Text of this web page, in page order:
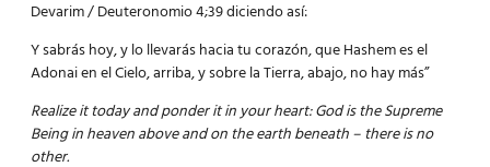
Devarim / Deuteronomio 4;39 diciendo así:
Y sabrás hoy, y lo llevarás hacia tu corazón, que Hashem es el
Adonai en el Cielo, arriba, y sobre la Tierra, abajo, no hay más”
Realize it today and ponder it in your heart: God is the Supreme
Being in heaven above and on the earth beneath – there is no
other.